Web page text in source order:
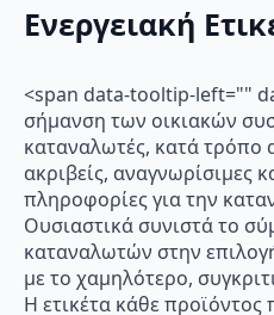
Ενεργειακή
<span data-tooltip-left=""
σήμανση των οικιακών
καταναλωτές, κατά τρόπο
ακριβείς, αναγνωρίσιμες
πληροφορίες για την
Ουσιαστικά συνιστά το
καταναλωτών στην
με το χαμηλότερο,
Η ετικέτα κάθε προϊόντος